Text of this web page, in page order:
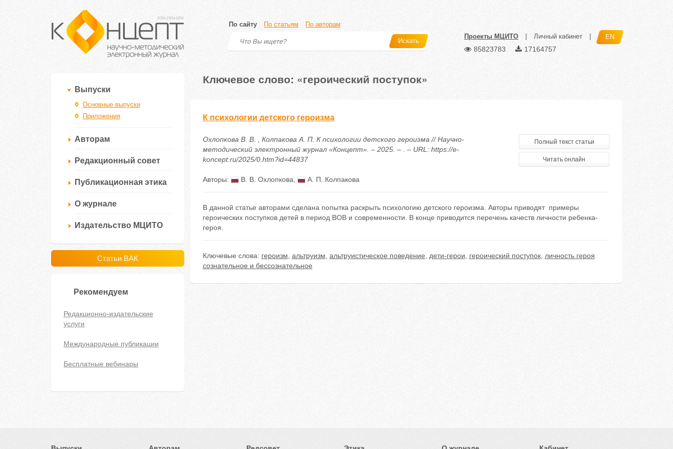
По сайту По статьям По авторам
Искать
Проекты МЦИТО Личный кабинет EN
85823783 17164757
Выпуски
Основные выпуски
Приложения
Авторам
Редакционный совет
Публикационная этика
О журнале
Издательство МЦИТО
Статьи ВАК
Рекомендуем
Редакционно-издательские
услуги
Международные публикации
Бесплатные вебинары
Ключевое слово: «героический поступок»
К психологии детского героизма
Охлопкова В. В. , Колпакова А. П. К психологии детского героизма // Научно-
методический электронный журнал «Концепт». – 2025. – . – URL: https://e-
koncept.ru/2025/0.htm?id=44837
Полный текст статьи
Читать онлайн
Авторы: В. В. Охлопкова А. П. Колпакова
В данной статье авторами сделана попытка раскрыть психологию детского героизма. Авторы приводят примеры
героических поступков детей в период ВОВ и современности. В конце приводится перечень качеств личности ребенка-
героя.
Ключевые слова: героизм альтруизм альтруистическое поведение дети-герои героический поступок, личность героя
сознательное и бессознательное